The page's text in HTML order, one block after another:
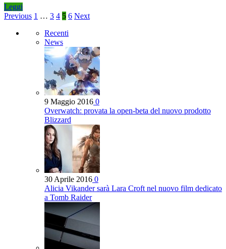
Leggi
Previous 1 … 3 4 5 6 Next
Recenti
News
9 Maggio 2016 0
Overwatch: provata la open-beta del nuovo prodotto
Blizzard
30 Aprile 2016 0
Alicia Vikander sarà Lara Croft nel nuovo film dedicato
a Tomb Raider